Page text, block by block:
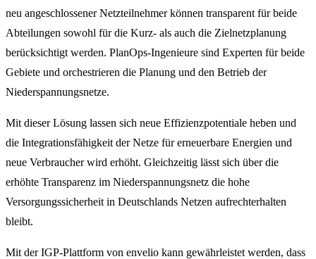
neu angeschlossener Netzteilnehmer können transparent für beide
Abteilungen sowohl für die Kurz- als auch die Zielnetzplanung
berücksichtigt werden. PlanOps-Ingenieure sind Experten für beide
Gebiete und orchestrieren die Planung und den Betrieb der
Niederspannungsnetze.
Mit dieser Lösung lassen sich neue Effizienzpotentiale heben und
die Integrationsfähigkeit der Netze für erneuerbare Energien und
neue Verbraucher wird erhöht. Gleichzeitig lässt sich über die
erhöhte Transparenz im Niederspannungsnetz die hohe
Versorgungssicherheit in Deutschlands Netzen aufrechterhalten
bleibt.
Mit der IGP-Plattform von envelio kann gewährleistet werden, dass